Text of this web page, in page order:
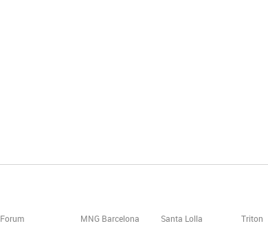
Forum
MNG Barcelona
Santa Lolla
Triton